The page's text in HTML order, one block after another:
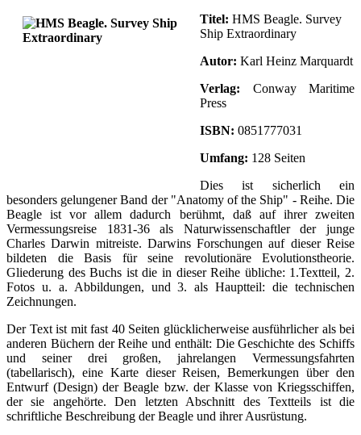
Titel: HMS Beagle. Survey
Ship Extraordinary
Autor: Karl Heinz Marquardt
Verlag: Conway Maritime
Press
ISBN: 0851777031
Umfang: 128 Seiten
Dies ist sicherlich ein
besonders gelungener Band der "Anatomy of the Ship" - Reihe. Die
Beagle ist vor allem dadurch berühmt, daß auf ihrer zweiten
Vermessungsreise 1831-36 als Naturwissenschaftler der junge
Charles Darwin mitreiste. Darwins Forschungen auf dieser Reise
bildeten die Basis für seine revolutionäre Evolutionstheorie.
Gliederung des Buchs ist die in dieser Reihe übliche: 1.Textteil, 2.
Fotos u. a. Abbildungen, und 3. als Hauptteil: die technischen
Zeichnungen.
Der Text ist mit fast 40 Seiten glücklicherweise ausführlicher als bei
anderen Büchern der Reihe und enthält: Die Geschichte des Schiffs
und seiner drei großen, jahrelangen Vermessungsfahrten
(tabellarisch), eine Karte dieser Reisen, Bemerkungen über den
Entwurf (Design) der Beagle bzw. der Klasse von Kriegsschiffen,
der sie angehörte. Den letzten Abschnitt des Textteils ist die
schriftliche Beschreibung der Beagle und ihrer Ausrüstung.